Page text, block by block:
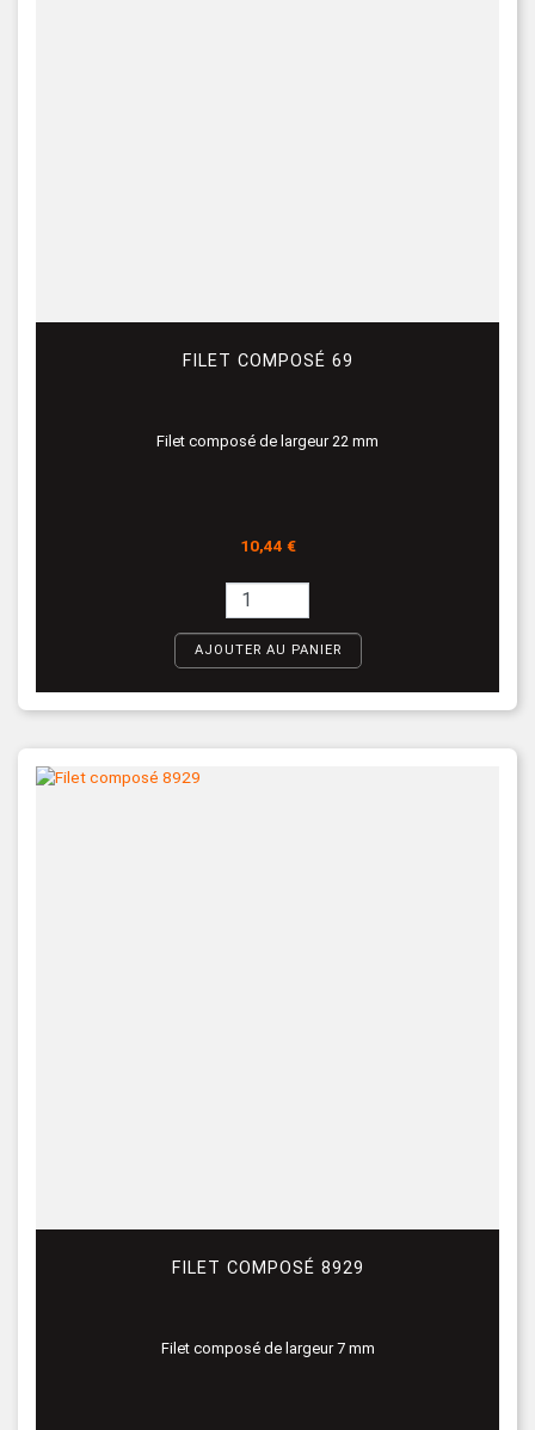
FILET COMPOSÉ 69
Filet composé de largeur 22 mm
Prix
10,44 €
AJOUTER AU PANIER
FILET COMPOSÉ 8929
Filet composé de largeur 7 mm